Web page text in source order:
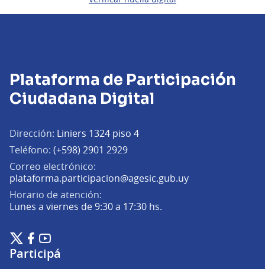
Plataforma de Participación
Ciudadana Digital
Dirección: Liniers 1324 piso 4
Teléfono: (+598) 2901 2929
Correo electrónico:
plataforma.participacion@agesic.gub.uy(Abrir en una
Horario de atención:
Lunes a viernes de 9:30 a 17:30 hs.
Plataforma de Participación Ciudadana Digital en X
(Enlace externo)
Plataforma de Participación Ciudadana Digital en Facebook
(Enlace externo)
Plataforma de Participación Ciudadana Digital en
(Enlace externo)
Participá